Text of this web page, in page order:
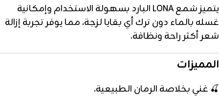
يتميز شمع LONA البارد بسهولة الاستخدام وإمكانية
غسله بالماء دون ترك أي بقايا لزجة، مما يوفر تجربة إزالة
شعر أكثر راحة ونظافة.
المميزات
🍒 غني بخلاصة الرمان الطبيعية.